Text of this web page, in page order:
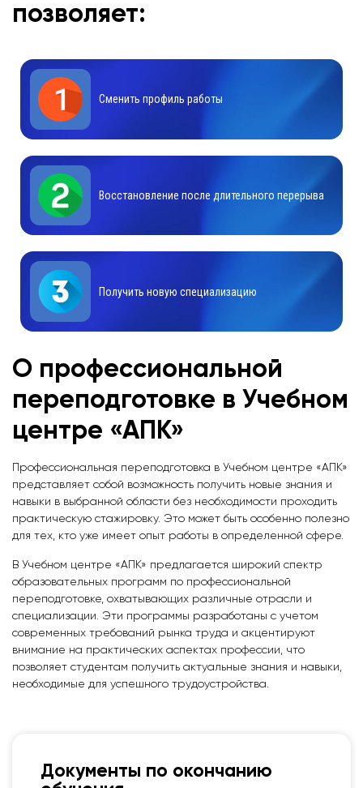
позволяет:
Сменить профиль работы
Восстановление после длительного перерыва
Получить новую специализацию
О профессиональной
переподготовке в Учебном
центре «АПК»
Профессиональная переподготовка в Учебном центре «АПК»
представляет собой возможность получить новые знания и
навыки в выбранной области без необходимости проходить
практическую стажировку. Это может быть особенно полезно
для тех, кто уже имеет опыт работы в определенной сфере.
В Учебном центре «АПК» предлагается широкий спектр
образовательных программ по профессиональной
переподготовке, охватывающих различные отрасли и
специализации. Эти программы разработаны с учетом
современных требований рынка труда и акцентируют
внимание на практических аспектах профессии, что
позволяет студентам получить актуальные знания и навыки,
необходимые для успешного трудоустройства.
Документы по окончанию